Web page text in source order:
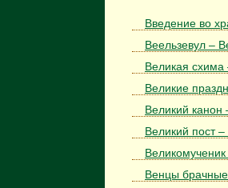
Введение во
Веельзевул –
Великая
Великие
Великий канон
Великий пост
Венцы